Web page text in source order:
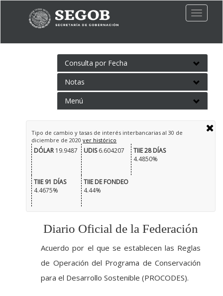
Toggle
Consulta por Fecha
Notas
Menú
Tipo de cambio y tasas de interés interbancarias al 30 de
diciembre de 2020ver histórico
DÓLAR19.9487 UDIS6.604207
TIIE 28 DÍAS
4.4850%
TIIE 91 DÍAS
4.4675%
TIIE DE FONDEO
4.44%
Diario Oficial de la Federación
Acuerdo por el que se establecen las Reglas
de Operación del Programa de Conservación
para el Desarrollo Sostenible (PROCODES).